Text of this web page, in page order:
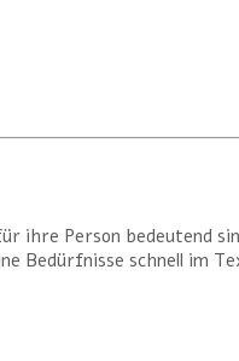
Person bedeutend
Bedürfnisse schnell im